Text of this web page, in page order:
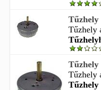
Tűzhely
Tűzhely
Tűzhely
Tűzhely
Tűzhely